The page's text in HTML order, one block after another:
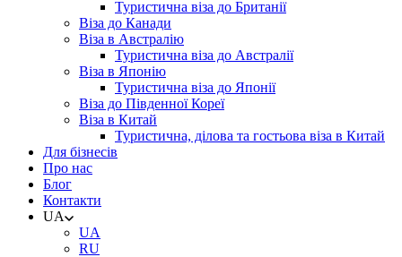
Туристична віза до Британії
Віза до Канади
Віза в Австралію
Туристична віза до Австралії
Віза в Японію
Туристична віза до Японії
Віза до Південної Кореї
Віза в Китай
Туристична, ділова та гостьова віза в Китай
Для бізнесів
Про нас
Блог
Контакти
UA
UA
RU